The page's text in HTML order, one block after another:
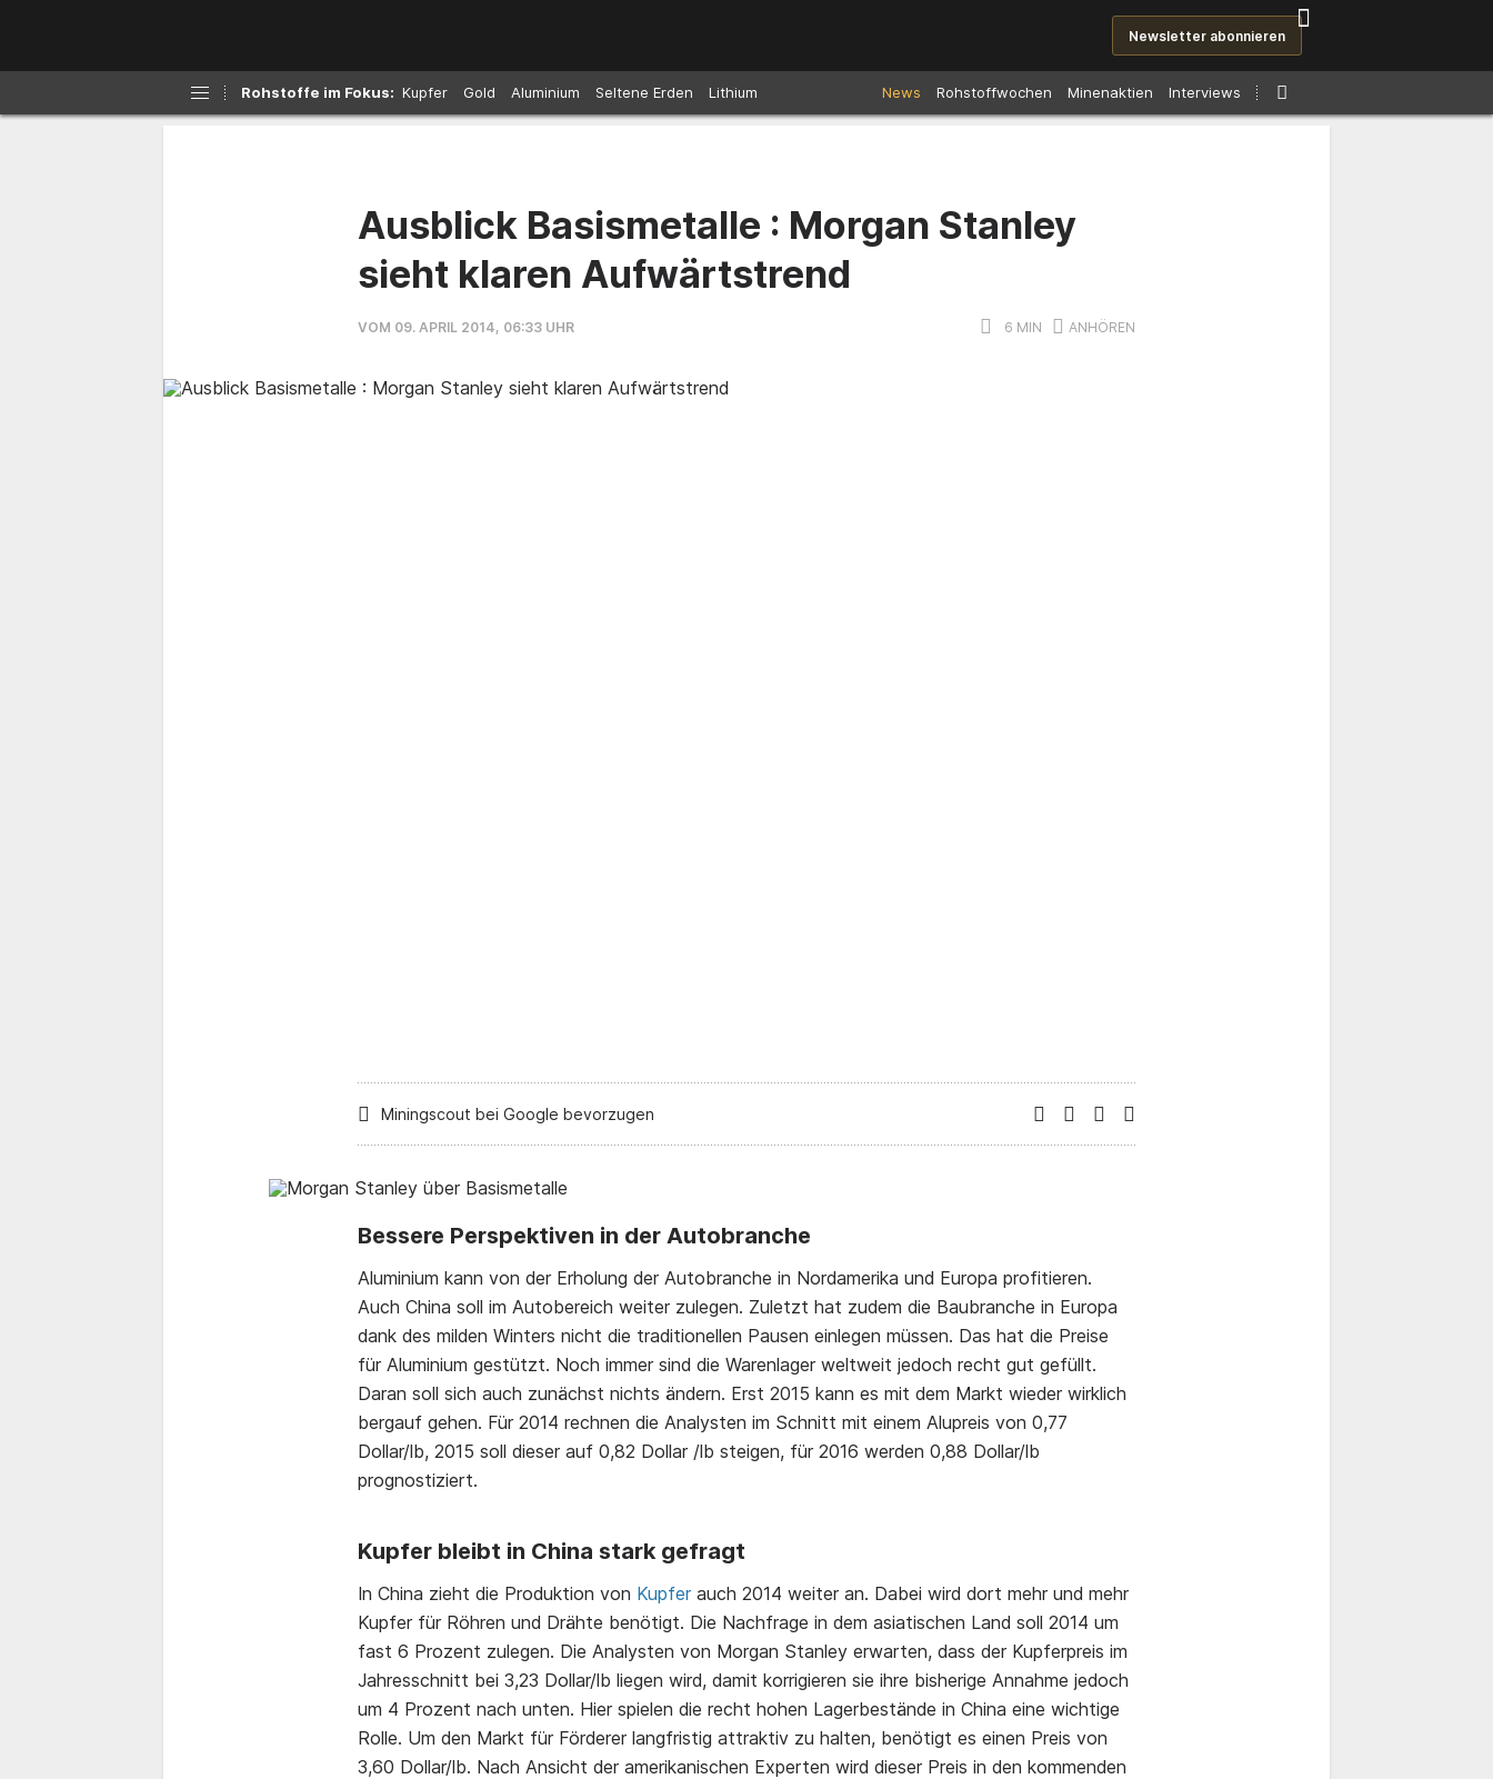
Newsletter abonnieren
Kupfer Gold Aluminium Seltene Erden Lithium News Rohstoffwochen Minenaktien Interviews
Ausblick Basismetalle : Morgan Stanley
sieht klaren Aufwärtstrend
VOM 09. APRIL 2014, 06:33 UHR 6 MIN
Miningscout bei Google bevorzugen
Bessere Perspektiven in der Autobranche
Aluminium kann von der Erholung der Autobranche in Nordamerika und Europa profitieren.
Auch China soll im Autobereich weiter zulegen. Zuletzt hat zudem die Baubranche in Europa
dank des milden Winters nicht die traditionellen Pausen einlegen müssen. Das hat die Preise
für Aluminium gestützt. Noch immer sind die Warenlager weltweit jedoch recht gut gefüllt.
Daran soll sich auch zunächst nichts ändern. Erst 2015 kann es mit dem Markt wieder wirklich
bergauf gehen. Für 2014 rechnen die Analysten im Schnitt mit einem Alupreis von 0,77
Dollar/lb, 2015 soll dieser auf 0,82 Dollar /lb steigen, für 2016 werden 0,88 Dollar/lb
prognostiziert.
Kupfer bleibt in China stark gefragt
In China zieht die Produktion von Kupfer auch 2014 weiter an. Dabei wird dort mehr und mehr
Kupfer für Röhren und Drähte benötigt. Die Nachfrage in dem asiatischen Land soll 2014 um
fast 6 Prozent zulegen. Die Analysten von Morgan Stanley erwarten, dass der Kupferpreis im
Jahresschnitt bei 3,23 Dollar/lb liegen wird, damit korrigieren sie ihre bisherige Annahme jedoch
um 4 Prozent nach unten. Hier spielen die recht hohen Lagerbestände in China eine wichtige
Rolle. Um den Markt für Förderer langfristig attraktiv zu halten, benötigt es einen Preis von
3,60 Dollar/lb. Nach Ansicht der amerikanischen Experten wird dieser Preis in den kommenden